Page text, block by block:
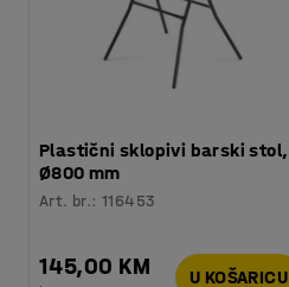
Plastični sklopivi barski stol,
Ø800 mm
Art. br.:116453
145,00 KM U KOŠARICU